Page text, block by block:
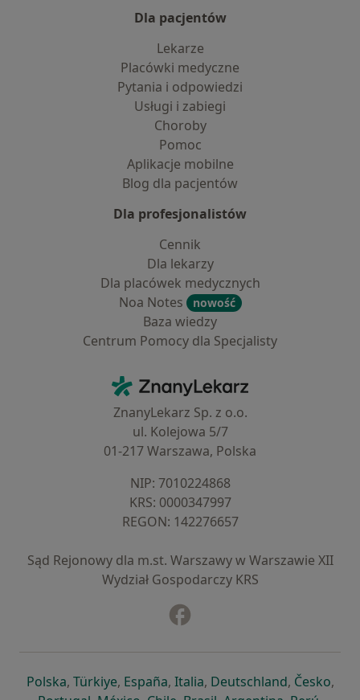
Dla pacjentów
Lekarze
Placówki medyczne
Pytania i odpowiedzi
Usługi i zabiegi
Choroby
Pomoc
Aplikacje mobilne
Blog dla pacjentów
Dla profesjonalistów
Cennik
Dla lekarzy
Dla placówek medycznych
Noa Notes
nowość
Baza wiedzy
Centrum Pomocy dla Specjalisty
ZnanyLekarz - Strona główna
ZnanyLekarz Sp. z o.o.
ul. Kolejowa 5/7
01-217 Warszawa, Polska
NIP: ⁠7010224868
KRS: ⁠0000347997
REGON: ⁠142276657
Sąd Rejonowy dla m.st. Warszawy w Warszawie XII
Wydział Gospodarczy KRS
Polskaotwiera się w nowej karcie
, Türkiyeotwiera się w nowej karcie
, Españaotwiera się w nowej karcie
, Italiaotwiera się w nowej
, Deutschlandotwiera się
, Česko,